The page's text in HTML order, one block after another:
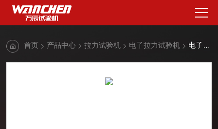
首页 产品中心 拉力试验机 电子拉力试验机 电子万能薄膜拉力试验机